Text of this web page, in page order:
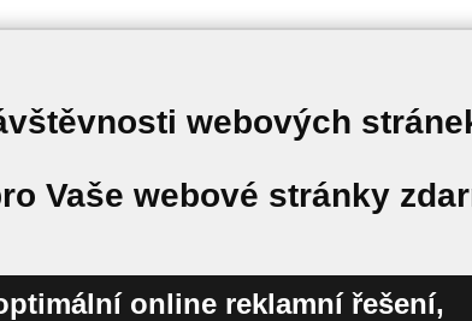
webových
Vaše webové stránky
online reklamní řešení,